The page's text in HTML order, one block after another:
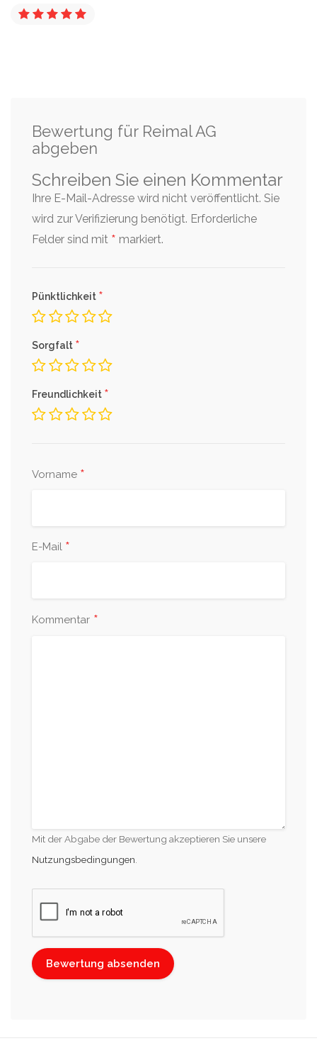
Bewertung für Reimal AG
abgeben
Schreiben Sie einen Kommentar
Ihre E-Mail-Adresse wird nicht veröffentlicht. Sie
wird zur Verifizierung benötigt. Erforderliche
Felder sind mit * markiert.
Pünktlichkeit *
Sorgfalt *
Freundlichkeit *
Vorname *
E-Mail *
Kommentar *
Mit der Abgabe der Bewertung akzeptieren Sie unsere
Nutzungsbedingungen